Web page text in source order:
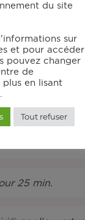
en tronçons.
de
25 min.
du site
sur
et pour accéder
pouvez changer
de
plus en lisant
Tout refuser